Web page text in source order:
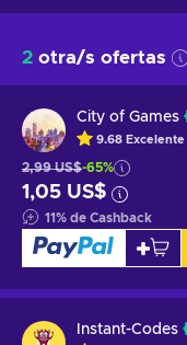
2 otra/s ofertas
City of Games
9.68 Excelente
2,99 US$-65%
1,05 US$
11% de Cashback
Instant-Codes